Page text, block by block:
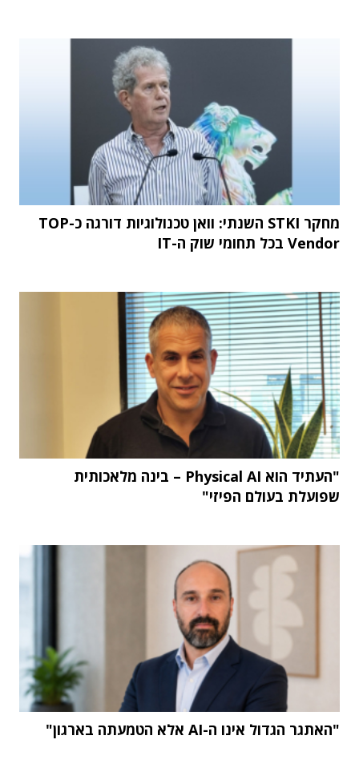
מחקר STKI השנתי: וואן טכנולוגיות דורגה כ-TOP
Vendor בכל תחומי שוק ה-IT
"העתיד הוא Physical AI – בינה מלאכותית
שפועלת בעולם הפיזי"
"האתגר הגדול אינו ה-AI אלא הטמעתה בארגון"